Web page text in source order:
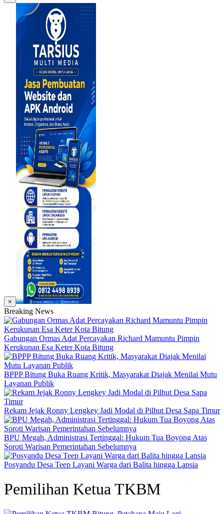
×
Breaking News
Gabungan Ormas Adat Percayakan Richard Mamuntu Pimpin
Kerukunan Esa Keter Kota Bitung
BPPP Bitung Buka Ruang Kritik, Masyarakat Diajak Menilai Mutu
Layanan Publik
Rekam Jejak Ronny Lengkey Jadi Modal di Pilhut Desa Sapa Timur
BPU Megah, Administrasi Tertinggal: Hukum Tua Boyong Atas
Soroti Warisan Pemerintahan Sebelumnya
Posyandu Desa Teep Layani Warga dari Balita hingga Lansia
Pemilihan Ketua TKBM